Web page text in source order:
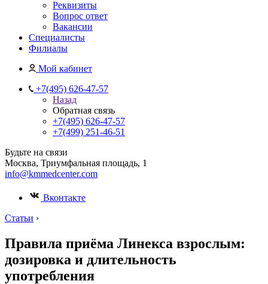
Реквизиты
Вопрос ответ
Вакансии
Специалисты
Филиалы
Мой кабинет
+7(495) 626-47-57
Назад
Обратная связь
+7(495) 626-47-57
+7(499) 251-46-51
Будьте на связи
Москва, Триумфальная площадь, 1
info@kmmedcenter.com
Вконтакте
Статьи ›
Правила приёма Линекса взрослым:
дозировка и длительность
употребления